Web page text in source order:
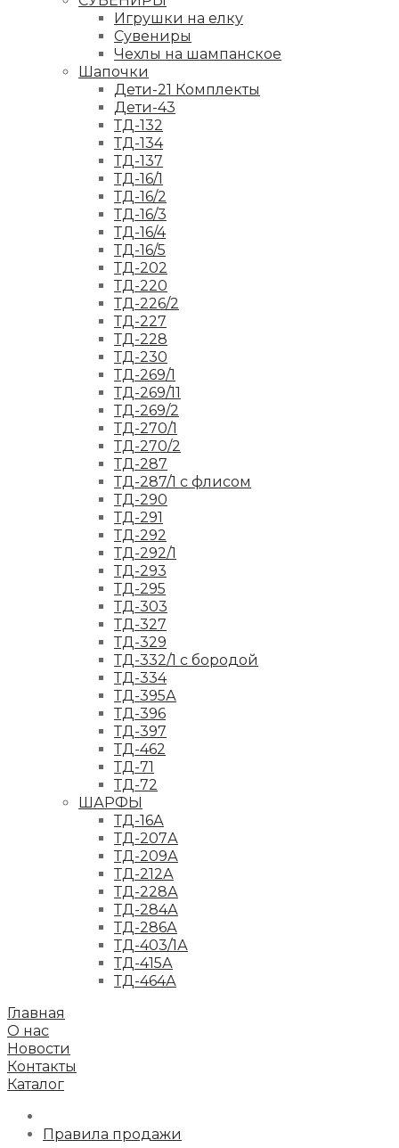
Игрушки на елку
Сувениры
Чехлы на шампанское
Шапочки
Дети-21 Комплекты
Дети-43
ТД-132
ТД-134
ТД-137
ТД-16/1
ТД-16/2
ТД-16/3
ТД-16/4
ТД-16/5
ТД-202
ТД-220
ТД-226/2
ТД-227
ТД-228
ТД-230
ТД-269/1
ТД-269/11
ТД-269/2
ТД-270/1
ТД-270/2
ТД-287
ТД-287/1 с флисом
ТД-290
ТД-291
ТД-292
ТД-292/1
ТД-293
ТД-295
ТД-303
ТД-327
ТД-329
ТД-332/1 с бородой
ТД-334
ТД-395А
ТД-396
ТД-397
ТД-462
ТД-71
ТД-72
ШАРФЫ
ТД-16А
ТД-207А
ТД-209А
ТД-212А
ТД-228А
ТД-284А
ТД-286А
ТД-403/1А
ТД-415А
ТД-464А
Главная
О нас
Новости
Контакты
Каталог
Правила продажи